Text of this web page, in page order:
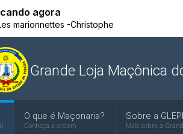
Grande Loja Maçônica
O que é Maçonaria?
Conheça a ordem
Sobre a
Mais sobre a